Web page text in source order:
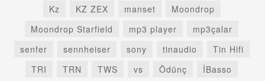
Kz
KZ ZEX manset
Moondrop
Moondrop Starfield
mp3 player
mp3çalar
senfer
sennheiser sony tinaudio
Tin Hifi
TRI
TRN TWS vs Ödünç
İBasso